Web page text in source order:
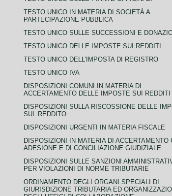
TESTO UNICO IN MATERIA DI SOCIETÀ A
PARTECIPAZIONE PUBBLICA
TESTO UNICO SULLE SUCCESSIONI E
TESTO UNICO DELLE IMPOSTE SUI REDDITI
TESTO UNICO DELL'IMPOSTA DI REGISTRO
TESTO UNICO IVA
DISPOSIZIONI COMUNI IN MATERIA DI
ACCERTAMENTO DELLE IMPOSTE SUI REDDITI
DISPOSIZIONI SULLA RISCOSSIONE DELLE
SUL REDDITO
DISPOSIZIONI URGENTI IN MATERIA FISCALE
DISPOSIZIONI IN MATERIA DI ACCERTAMENTO
ADESIONE E DI CONCILIAZIONE GIUDIZIALE
DISPOSIZIONI SULLE SANZIONI
PER VIOLAZIONI DI NORME TRIBUTARIE
ORDINAMENTO DEGLI ORGANI SPECIALI DI
GIURISDIZIONE TRIBUTARIA ED